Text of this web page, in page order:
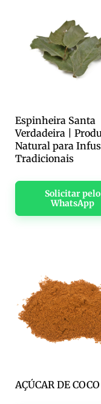
Espinheira Santa
Verdadeira |
Natural para
Tradicionais
Solicitar pelo
WhatsApp
AÇÚCAR DE COCO